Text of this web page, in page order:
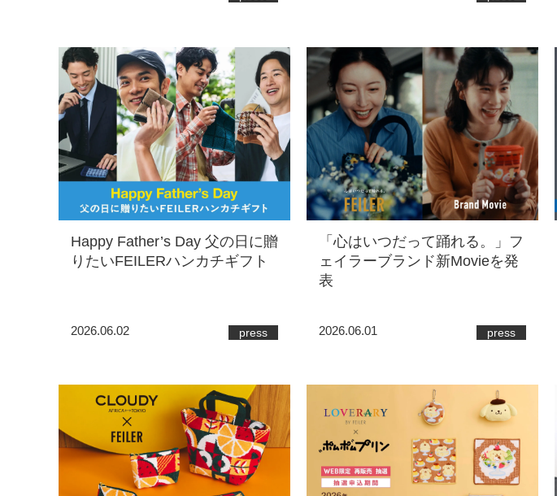
Happy Father’s Day 父の日に贈
りたいFEILERハンカチギフト
2026.06.02 press
「心はいつだって踊れる。」フ
ェイラーブランド新Movieを発
表
2026.06.01 press